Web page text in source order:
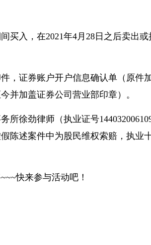
买入，在2021年4月28日之后卖出
，证券账户开户信息确认单（原件
并加盖证券公司营业部印章）。
所徐劲律师（执业证号
陈述案件中为股民维权索赔，执业
快来参与活动吧！